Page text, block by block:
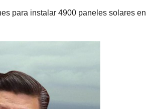
para instalar 4900 paneles solares en